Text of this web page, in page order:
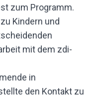
zum Programm.
Kindern und
mit dem zdi-
in
den Kontakt zu